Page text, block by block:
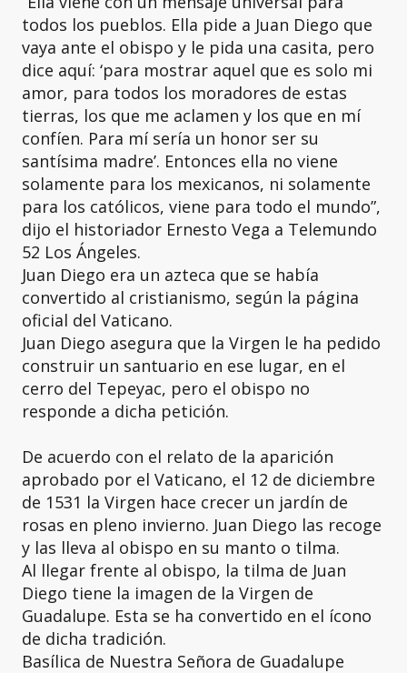
todos los pueblos. Ella pide a Juan Diego que
vaya ante el obispo y le pida una casita, pero
dice aquí: ‘para mostrar aquel que es solo mi
amor, para todos los moradores de estas
tierras, los que me aclamen y los que en mí
confíen. Para mí sería un honor ser su
santísima madre’. Entonces ella no viene
solamente para los mexicanos, ni solamente
para los católicos, viene para todo el mundo”,
dijo el historiador Ernesto Vega a Telemundo
52 Los Ángeles.
Juan Diego era un azteca que se había
convertido al cristianismo, según la página
oficial del Vaticano.
Juan Diego asegura que la Virgen le ha pedido
construir un santuario en ese lugar, en el
cerro del Tepeyac, pero el obispo no
responde a dicha petición.
De acuerdo con el relato de la aparición
aprobado por el Vaticano, el 12 de diciembre
de 1531 la Virgen hace crecer un jardín de
rosas en pleno invierno. Juan Diego las recoge
y las lleva al obispo en su manto o tilma.
Al llegar frente al obispo, la tilma de Juan
Diego tiene la imagen de la Virgen de
Guadalupe. Esta se ha convertido en el ícono
de dicha tradición.
Basílica de Nuestra Señora de Guadalupe